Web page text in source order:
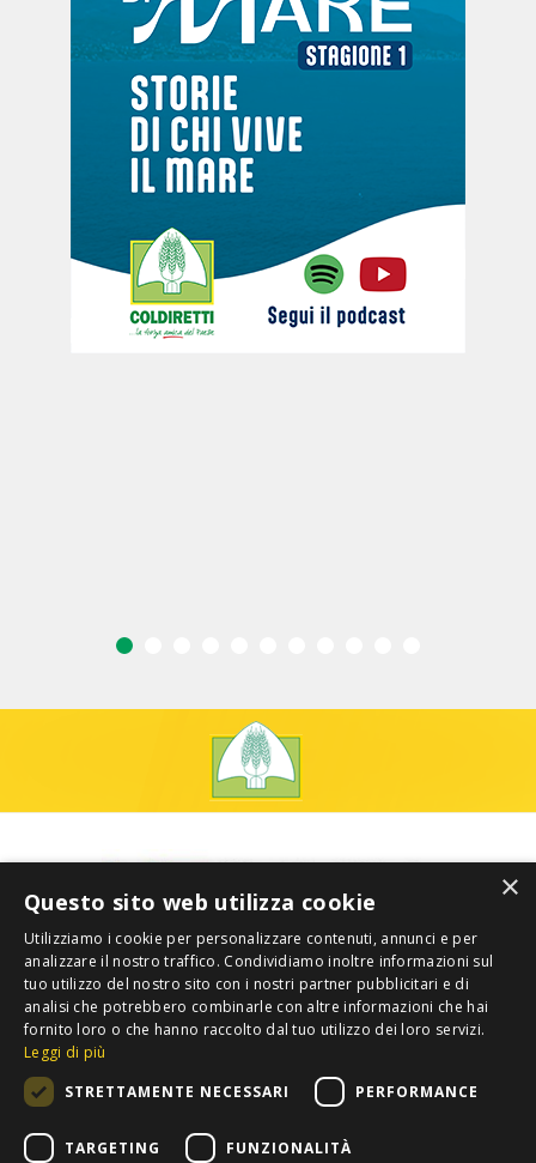
×
Questo sito web utilizza cookie
Utilizziamo i cookie per personalizzare contenuti, annunci e per
analizzare il nostro traffico. Condividiamo inoltre informazioni sul
tuo utilizzo del nostro sito con i nostri partner pubblicitari e di
analisi che potrebbero combinarle con altre informazioni che hai
fornito loro o che hanno raccolto dal tuo utilizzo dei loro servizi.
Leggi di più
STRETTAMENTE NECESSARI
PERFORMANCE
TARGETING FUNZIONALITÀ